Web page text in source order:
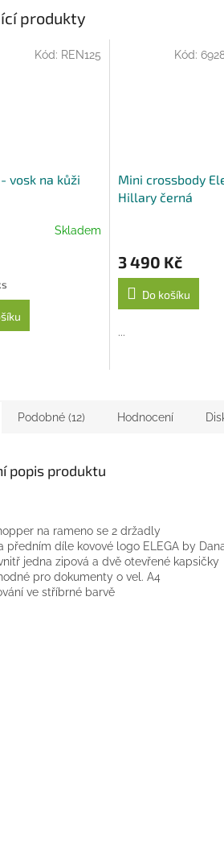
produkty
vosk na kůži
Skladem
Kód: REN125
Mini crossbody
Hillary černá
3 490 Kč
Do košíku
...
Kód:
Podobné (12) Hodnocení
popis produktu
na rameno se 2 držadly
předním díle kovové logo ELEGA by
jedna zipová a dvě otevřené kapsičky
pro dokumenty o vel. A4
ve stříbrné barvě